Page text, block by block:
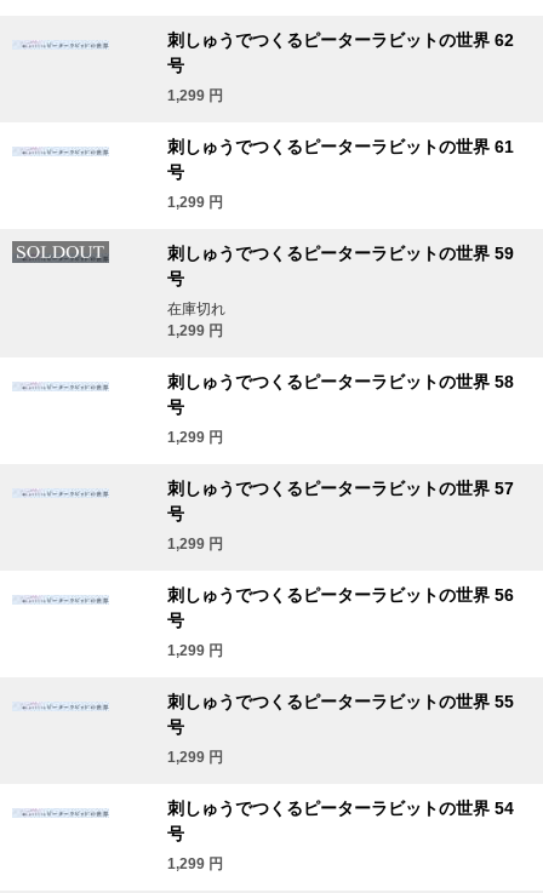
刺しゅうでつくるピーターラビットの世界 62
号
1,299 円
刺しゅうでつくるピーターラビットの世界 61
号
1,299 円
刺しゅうでつくるピーターラビットの世界 59
号
在庫切れ
1,299 円
刺しゅうでつくるピーターラビットの世界 58
号
1,299 円
刺しゅうでつくるピーターラビットの世界 57
号
1,299 円
刺しゅうでつくるピーターラビットの世界 56
号
1,299 円
刺しゅうでつくるピーターラビットの世界 55
号
1,299 円
刺しゅうでつくるピーターラビットの世界 54
号
1,299 円